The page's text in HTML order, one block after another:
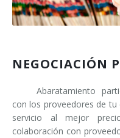
NEGOCIACIÓN
Abaratamiento
con los proveedores de
servicio al mejor
colaboración con